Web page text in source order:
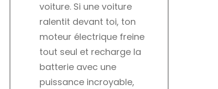
voiture. Si une voiture
ralentit devant toi, ton
moteur électrique freine
tout seul et recharge la
batterie avec une
puissance incroyable,